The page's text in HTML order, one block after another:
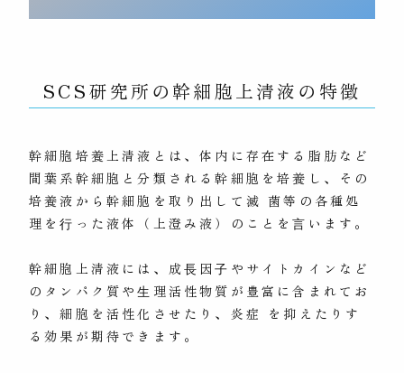
SCS研究所の幹細胞上清液の特徴
幹細胞培養上清液とは、体内に存在する脂肪など
間葉系幹細胞と分類される幹細胞を培養し、その
培養液から幹細胞を取り出して滅 菌等の各種処
理を⾏った液体（上澄み液）のことを⾔います。
幹細胞上清液には、成⻑因⼦やサイトカインなど
のタンパク質や⽣理活性物質が豊富に含まれてお
り、細胞を活性化させたり、炎症 を抑えたりす
る効果が期待できます。